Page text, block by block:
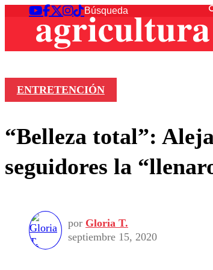
ENTRETENCIÓN
“Belleza total”:
seguidores la
por Gloria T.
septiembre 15, 2020